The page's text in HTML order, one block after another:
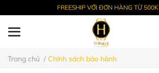
FREESHIP VỚI ĐƠN HÀNG TỪ 500K
Trang chủ / Chính sách bảo hành